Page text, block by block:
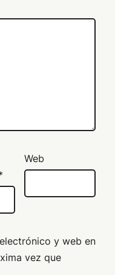
Web
y web en
vez que